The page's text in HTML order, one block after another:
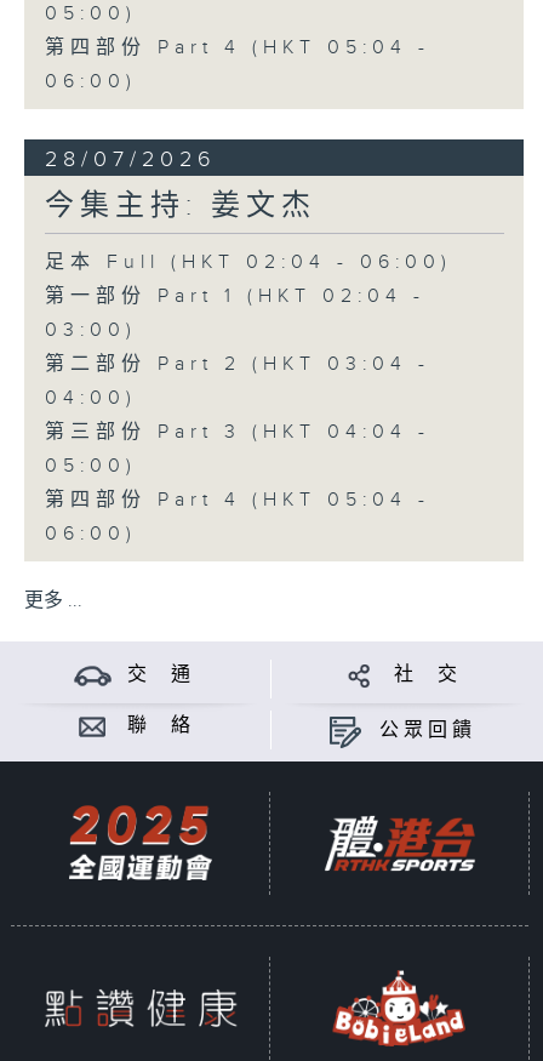
05:00)
第四部份 Part 4 (HKT 05:04 -
06:00)
28/07/2026
今集主持: 姜文杰
足本 Full (HKT 02:04 - 06:00)
第一部份 Part 1 (HKT 02:04 -
03:00)
第二部份 Part 2 (HKT 03:04 -
04:00)
第三部份 Part 3 (HKT 04:04 -
05:00)
第四部份 Part 4 (HKT 05:04 -
06:00)
更多 ...
交 通 社 交
聯 絡 公眾回饋